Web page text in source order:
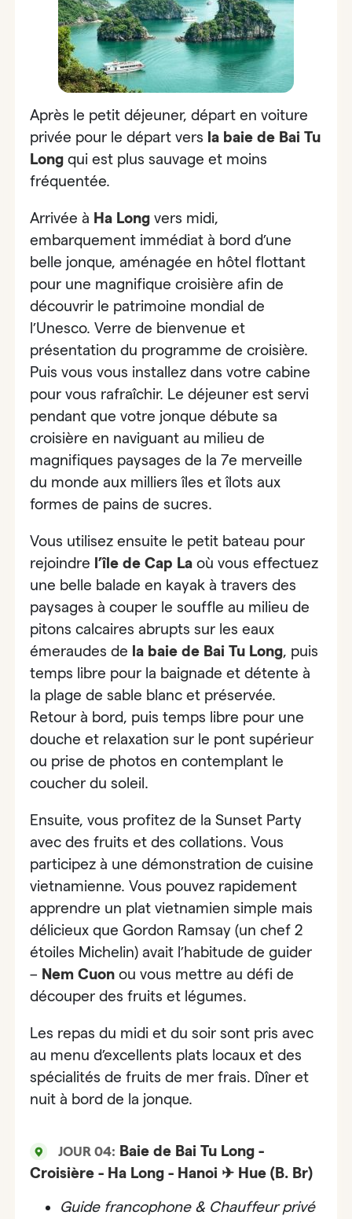
Après le petit déjeuner, départ en voiture
privée pour le départ vers la baie de Bai Tu
Long qui est plus sauvage et moins
fréquentée.
Arrivée à Ha Long vers midi,
embarquement immédiat à bord d’une
belle jonque, aménagée en hôtel flottant
pour une magnifique croisière afin de
découvrir le patrimoine mondial de
l’Unesco. Verre de bienvenue et
présentation du programme de croisière.
Puis vous vous installez dans votre cabine
pour vous rafraîchir. Le déjeuner est servi
pendant que votre jonque débute sa
croisière en naviguant au milieu de
magnifiques paysages de la 7e merveille
du monde aux milliers îles et îlots aux
formes de pains de sucres.
Vous utilisez ensuite le petit bateau pour
rejoindre l’île de Cap Laoù vous effectuez
une belle balade en kayak à travers des
paysages à couper le souffle au milieu de
pitons calcaires abrupts sur les eaux
émeraudes de la baie de Bai Tu Long, puis
temps libre pour la baignade et détente à
la plage de sable blanc et préservée.
Retour à bord, puis temps libre pour une
douche et relaxation sur le pont supérieur
ou prise de photos en contemplant le
coucher du soleil.
Ensuite, vous profitez de la Sunset Party
avec des fruits et des collations. Vous
participez à une démonstration de cuisine
vietnamienne. Vous pouvez rapidement
apprendre un plat vietnamien simple mais
délicieux que Gordon Ramsay (un chef 2
étoiles Michelin) avait l’habitude de guider
– Nem Cuon ou vous mettre au défi de
découper des fruits et légumes.
Les repas du midi et du soir sont pris avec
au menu d’excellents plats locaux et des
spécialités de fruits de mer frais. Dîner et
nuit à bord de la jonque.
JOUR 04: Baie de Bai Tu Long -
Croisière - Ha Long - Hanoi ✈ Hue (B. Br)
Guide francophone & Chauffeur privé